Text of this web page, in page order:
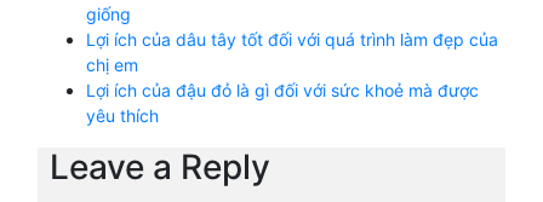
giống
Lợi ích của dâu tây tốt đối với quá trình làm đẹp của
chị em
Lợi ích của đậu đỏ là gì đối với sức khoẻ mà được
yêu thích
Leave a Reply